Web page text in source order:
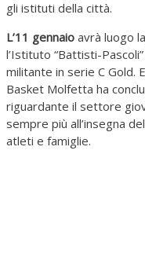
gli istituti della città.
L’11 gennaio avrà luogo
l’Istituto “Battisti-
militante in serie C Gold.
Basket Molfetta ha
riguardante il settore
sempre più all’insegna
atleti e famiglie.